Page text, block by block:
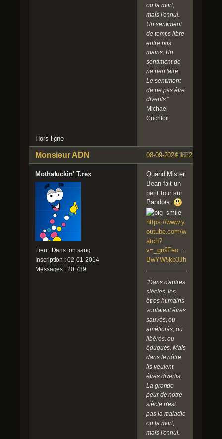
ou la mort,
mais l'ennui.
Un sentiment
de temps libre
entre nos
mains. Un
sentiment de
ne rien faire.
Le sentiment
de ne pas être
divertis."
Michael
Crichton
Hors ligne
#167
08-09-2024 11:23:59
Monsieur ADN
Mothafuckin' T.rex
Lieu : Dans ton sang
Inscription : 02-01-2014
Messages : 20 739
Quand Mister
Bean fait un
petit tour sur
Pandora.
https://www.y
outube.com/w
atch?
v=_gn9Feo …
BwYW5kb3Jh
"Dans d'autres
siècles, les
êtres humains
voulaient êtres
sauvés, ou
améliorés, ou
libérés, ou
éduqués. Mais
dans le nôtre,
ils veulent
êtres divertis.
La grande
peur de notre
siècle n'est
pas la maladie
ou la mort,
mais l'ennui.